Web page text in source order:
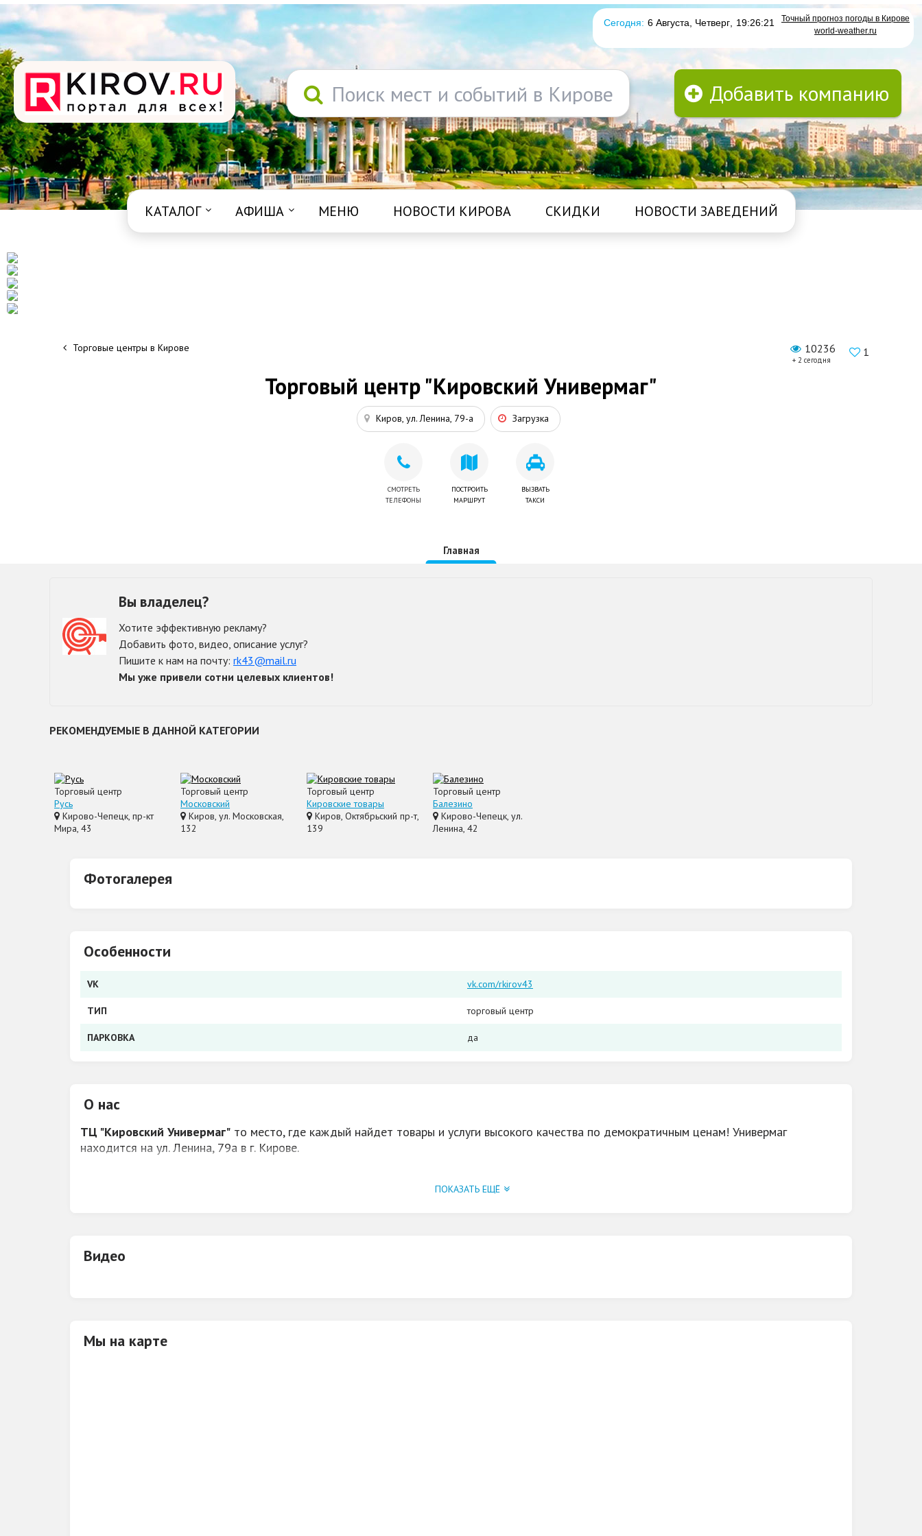
Сегодня: 6 Августа, Четверг 19:26:21
Точный прогноз погоды в Кирове
world-weather.ru
Поиск мест и событий в Кирове Добавить компанию
КАТАЛОГ АФИША МЕНЮ НОВОСТИ КИРОВА СКИДКИ НОВОСТИ ЗАВЕДЕНИЙ
Торговые центры в Кирове 10236
+ 2 сегодня
1
Торговый центр "Кировский Универмаг"
Киров, ул. Ленина, 79-а Загрузка
СМОТРЕТЬ
ТЕЛЕФОНЫ
ПОСТРОИТЬ
МАРШРУТ
ВЫЗВАТЬ
ТАКСИ
Главная
Вы владелец?
Хотите эффективную рекламу?
Добавить фото, видео, описание услуг?
Пишите к нам на почту: rk43@mail.ru
Мы уже привели сотни целевых клиентов!
РЕКОМЕНДУЕМЫЕ В ДАННОЙ КАТЕГОРИИ
Торговый центр
Русь
Кирово-Чепецк, пр-кт
Мира, 43
Торговый центр
Московский
Киров, ул. Московская,
132
Торговый центр
Кировские товары
Киров, Октябрьский пр-т,
139
Торговый центр
Балезино
Кирово-Чепецк, ул.
Ленина, 42
Фотогалерея
Особенности
VK vk.com/rkirov43
ТИП торговый центр
ПАРКОВКА да
О нас
ТЦ "Кировский Универмаг" то место, где каждый найдет товары и услуги высокого качества по демократичным ценам! Универмаг
находится на ул. Ленина, 79а в г. Кирове.
парфюмерии, косметики, кожгалантереи, одежды, детских товаров, бытовой химии.
ПОКАЗАТЬ ЕЩЁ
Видео
Мы на карте